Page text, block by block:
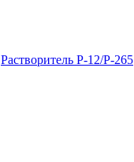
Растворитель Р-12/Р-265